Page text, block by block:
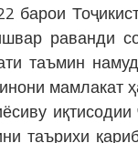
барои
раванди
таъмин
иқтисодии
таърихи